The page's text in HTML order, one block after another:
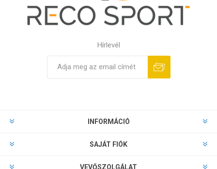
Hírlevél
INFORMÁCIÓ
SAJÁT FIÓK
VEVŐSZOLGÁLAT